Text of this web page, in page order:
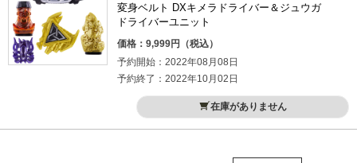
変身ベルト DXキメラドライバー＆ジュウガ
ドライバーユニット
価格：9,999円（税込）
予約開始：2022年08月08日
予約終了：2022年10月02日
在庫がありません